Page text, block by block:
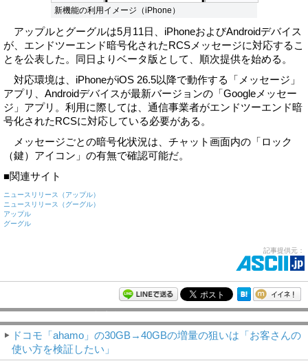
新機能の利用イメージ（iPhone）
アップルとグーグルは5月11日、iPhoneおよびAndroidデバイス
が、エンドツーエンド暗号化されたRCSメッセージに対応するこ
とを公表した。同日よりベータ版として、順次提供を始める。
対応環境は、iPhoneがiOS 26.5以降で動作する「メッセージ」
アプリ、Androidデバイスが最新バージョンの「Googleメッセー
ジ」アプリ。利用に際しては、通信事業者がエンドツーエンド暗
号化されたRCSに対応している必要がある。
メッセージごとの暗号化状況は、チャット画面内の「ロック
（鍵）アイコン」の有無で確認可能だ。
■関連サイト
ニュースリリース（アップル）
ニュースリリース（グーグル）
アップル
グーグル
記事提供元：
ドコモ「ahamo」の30GB→40GBの増量の狙いは「お客さんの
使い方を検証したい」